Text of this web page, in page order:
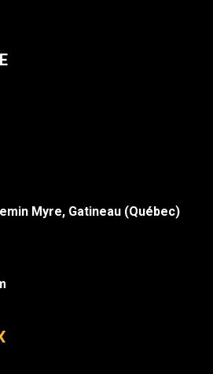
Myre, Gatineau (Québec)